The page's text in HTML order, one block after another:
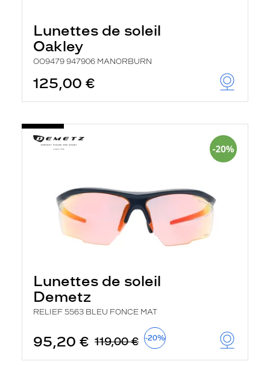
Lunettes de soleil
Oakley
OO9479 947906 MANORBURN
125,00 €
Lunettes de soleil
Demetz
RELIEF 5563 BLEU FONCE MAT
95,20 € 119,00 € -20%